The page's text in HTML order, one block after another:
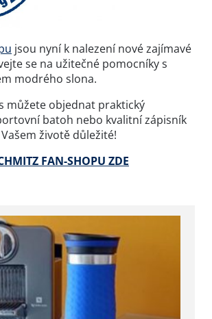
jsou nyní k nalezení nové zajímavé
se na užitečné pomocníky s
modrého slona.
můžete objednat praktický
batoh nebo kvalitní zápisník
životě důležité!
FAN-SHOPU ZDE